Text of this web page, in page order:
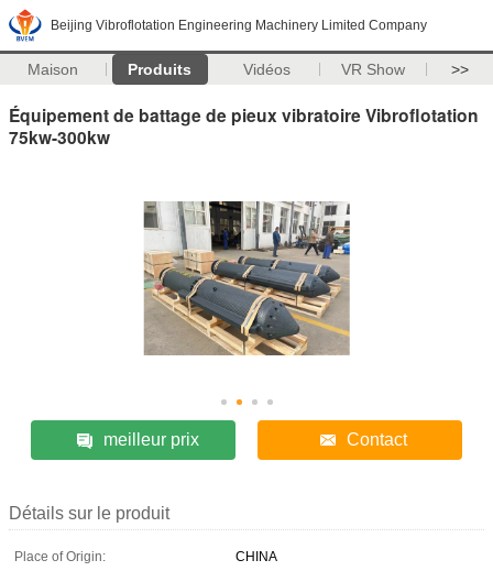
Beijing Vibroflotation Engineering Machinery Limited Company
Maison Produits Vidéos VR Show >>
Équipement de battage de pieux vibratoire Vibroflotation
75kw-300kw
meilleur prix Contact
Détails sur le produit
Place of Origin:
CHINA